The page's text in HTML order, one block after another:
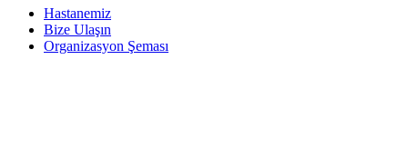
Hastanemiz
Bize Ulaşın
Organizasyon Şeması